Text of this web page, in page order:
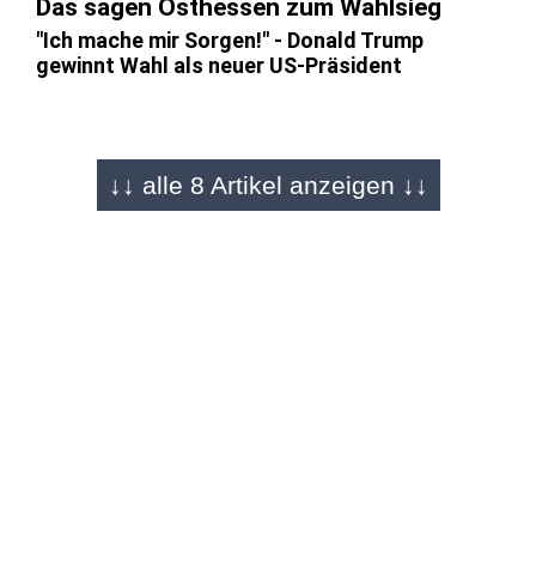
Das sagen Osthessen zum Wahlsieg
"Ich mache mir Sorgen!" - Donald Trump
gewinnt Wahl als neuer US-Präsident
WASHINGTON/WEST PALM BEACH -
06.11.2024↓↓ alle 8 Artikel anzeigen ↓↓